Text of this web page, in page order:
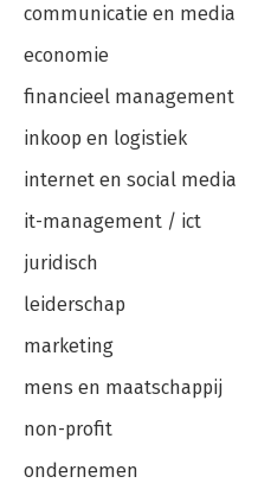
communicatie en media
economie
financieel management
inkoop en logistiek
internet en social media
it-management / ict
juridisch
leiderschap
marketing
mens en maatschappij
non-profit
ondernemen